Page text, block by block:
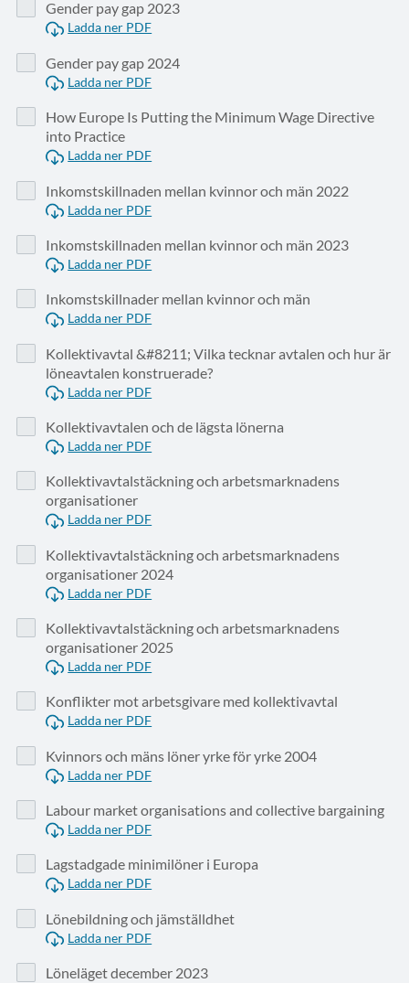
Gender pay gap 2023
Ladda ner PDF
Gender pay gap 2024
Ladda ner PDF
How Europe Is Putting the Minimum Wage Directive
into Practice
Ladda ner PDF
Inkomstskillnaden mellan kvinnor och män 2022
Ladda ner PDF
Inkomstskillnaden mellan kvinnor och män 2023
Ladda ner PDF
Inkomstskillnader mellan kvinnor och män
Ladda ner PDF
Kollektivavtal &#8211; Vilka tecknar avtalen och hur är
löneavtalen konstruerade?
Ladda ner PDF
Kollektivavtalen och de lägsta lönerna
Ladda ner PDF
Kollektivavtalstäckning och arbetsmarknadens
organisationer
Ladda ner PDF
Kollektivavtalstäckning och arbetsmarknadens
organisationer 2024
Ladda ner PDF
Kollektivavtalstäckning och arbetsmarknadens
organisationer 2025
Ladda ner PDF
Konflikter mot arbetsgivare med kollektivavtal
Ladda ner PDF
Kvinnors och mäns löner yrke för yrke 2004
Ladda ner PDF
Labour market organisations and collective bargaining
Ladda ner PDF
Lagstadgade minimilöner i Europa
Ladda ner PDF
Lönebildning och jämställdhet
Ladda ner PDF
Löneläget december 2023